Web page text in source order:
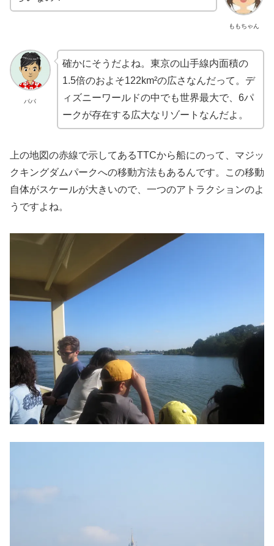
ももちゃん
パパ
確かにそうだよね。東京の山手線内面積の
1.5倍のおよそ122km²の広さなんだって。デ
ィズニーワールドの中でも世界最大で、6パ
ークが存在する広大なリゾートなんだよ。
上の地図の赤線で示してあるTTCから船にのって、マジッ
クキングダムパークへの移動方法もあるんです。この移動
自体がスケールが大きいので、一つのアトラクションのよ
うですよね。